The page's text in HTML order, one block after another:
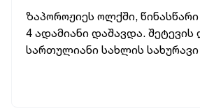
ზაპოროჟიეს ოლქში,
4 ადამიანი დაშავდა. შეტევის
სართულიანი სახლის